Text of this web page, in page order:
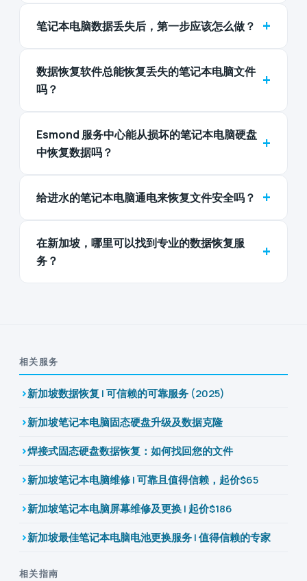
笔记本电脑数据丢失后，第一步应该怎么做？ +
数据恢复软件总能恢复丢失的笔记本电脑文件
吗？
+
Esmond 服务中心能从损坏的笔记本电脑硬盘
中恢复数据吗？
+
给进水的笔记本电脑通电来恢复文件安全吗？ +
在新加坡，哪里可以找到专业的数据恢复服
务？
+
相关服务
新加坡数据恢复 | 可信赖的可靠服务 (2025)
新加坡笔记本电脑固态硬盘升级及数据克隆
焊接式固态硬盘数据恢复：如何找回您的文件
新加坡笔记本电脑维修 | 可靠且值得信赖，起价$65
新加坡笔记本电脑屏幕维修及更换 | 起价$186
新加坡最佳笔记本电脑电池更换服务 | 值得信赖的专家
相关指南